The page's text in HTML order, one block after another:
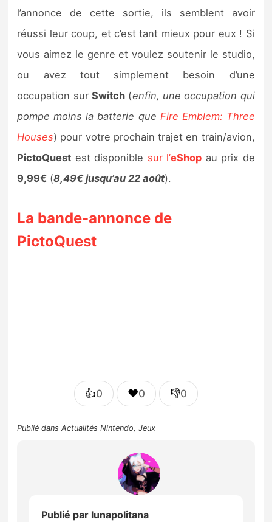
l’annonce de cette sortie, ils semblent avoir
réussi leur coup, et c’est tant mieux pour eux ! Si
vous aimez le genre et voulez soutenir le studio,
ou avez tout simplement besoin d’une
occupation surSwitch (enfin, une occupation qui
pompe moins la batterie que Fire Emblem: Three
Houses) pour votre prochain trajet en train/avion,
PictoQuest est disponible sur l’eShop au prix de
9,99€ (8,49€ jusqu’au 22 août).
La bande-annonce de
PictoQuest
👍0 ❤️0 👎0
Publié dansActualités Nintendo,Jeux
Publié par lunapolitana